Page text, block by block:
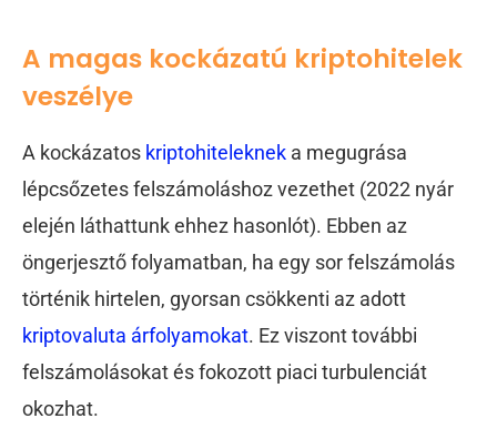
A magas kockázatú kriptohitelek
veszélye
A kockázatos kriptohiteleknek a megugrása
lépcsőzetes felszámoláshoz vezethet (2022 nyár
elején láthattunk ehhez hasonlót). Ebben az
öngerjesztő folyamatban, ha egy sor felszámolás
történik hirtelen, gyorsan csökkenti az adott
kriptovaluta árfolyamokat. Ez viszont további
felszámolásokat és fokozott piaci turbulenciát
okozhat.